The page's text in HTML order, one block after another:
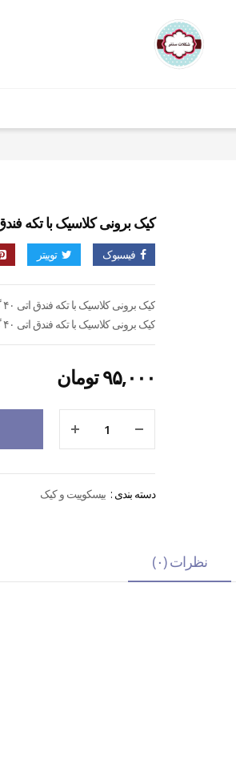
کیک برونی کلاسیک با تکه فندق اتی
فیسبوک توییتر
کیک برونی کلاسیک با تکه فندق اتی ۴۰ گرمی
کیک برونی کلاسیک با تکه فندق اتی ۴۰ گرمی محصول ترکیه
۹۵,۰۰۰تومان
دسته بندی : بیسکوییت و کیک
نظرات (۰)